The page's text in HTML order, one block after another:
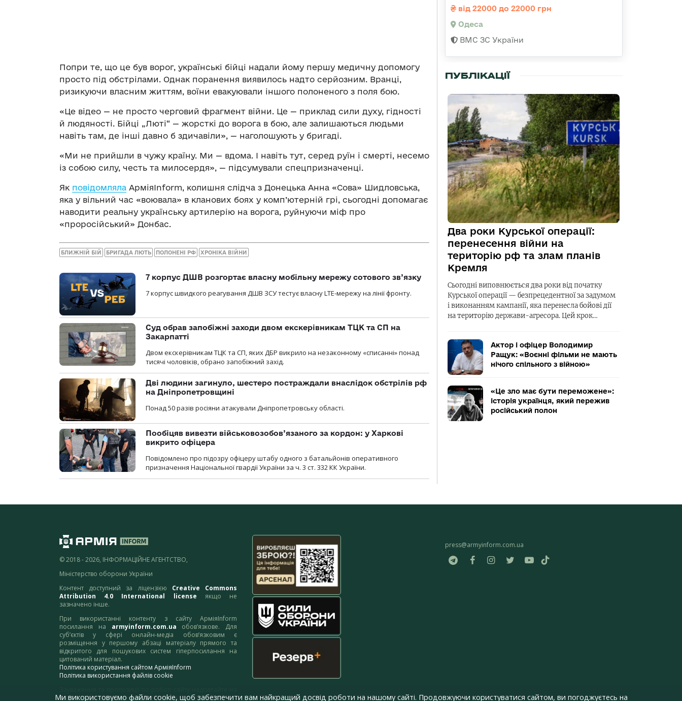
Попри те, що це був ворог, українські бійці надали йому першу медичну допомогу
просто під обстрілами. Однак поранення виявилось надто серйозним. Вранці,
ризикуючи власним життям, воїни евакуювали іншого полоненого з поля бою.
«Це відео — не просто черговий фрагмент війни. Це — приклад сили духу, гідності
й людяності. Бійці „Люті“ — жорсткі до ворога в бою, але залишаються людьми
навіть там, де інші давно б здичавіли», — наголошують у бригаді.
«Ми не прийшли в чужу країну. Ми — вдома. І навіть тут, серед руїн і смерті, несемо
із собою силу, честь та милосердя», — підсумували спецпризначенці.
Як повідомляла АрміяInform, колишня слідча з Донецька Анна «Сова» Шидловська,
яка у вільний час «воювала» в кланових боях у комп’ютерній грі, сьогодні допомагає
наводити реальну українську артилерію на ворога, руйнуючи міф про
«проросійський» Донбас.
БЛИЖНІЙ БІЙ БРИГАДА ЛЮТЬ ПОЛОНЕНІ РФ ХРОНІКА ВІЙНИ
7 корпус ДШВ розгортає власну мобільну мережу сотового зв’язку
7 корпус швидкого реагування ДШВ ЗСУ тестує власну LTE-мережу на лінії фронту.
Суд обрав запобіжні заходи двом екскерівникам ТЦК та СП на
Закарпатті
Двом екскерівникам ТЦК та СП, яких ДБР викрило на незаконному «списанні» понад
тисячі чоловіків, обрано запобіжний захід.
Дві людини загинуло, шестеро постраждали внаслідок обстрілів рф
на Дніпропетровщині
Понад 50 разів росіяни атакували Дніпропетровську області.
Пообіцяв вивезти військовозобов’язаного за кордон: у Харкові
викрито офіцера
Повідомлено про підозру офіцеру штабу одного з батальйонів оперативного
призначення Національної гвардії України за ч. 3 ст. 332 КК України.
від 22000 до 22000 грн
Одеса
ВМС ЗС України
ПУБЛІКАЦІЇ
Два роки Курської операції:
перенесення війни на
територію рф та злам планів
Кремля
Сьогодні виповнюється два роки від початку
Курської операції — безпрецедентної за задумом
і виконанням кампанії, яка перенесла бойові дії
на територію держави-агресора. Цей крок…
Актор і офіцер Володимир
Ращук: «Воєнні фільми не мають
нічого спільного з війною»
«Це зло має бути переможене»:
історія українця, який пережив
російський полон
© 2018 - 2026, ІНФОРМАЦІЙНЕ АГЕНТСТВО,
Міністерство оборони України
Контент доступний за ліцензією Creative Commons
Attribution 4.0 International license якщо не
зазначено інше.
При використанні контенту з сайту АрміяInform
посилання на armyinform.com.ua обов’язкове. Для
суб’єктів у сфері онлайн-медіа обов’язковим є
розміщення у першому абзаці матеріалу прямого та
відкритого для пошукових систем гіперпосилання на
цитований матеріал.
Політика користування сайтом АрміяInform
Політика використання файлів cookie
адресу:webmaster@armyinform.com.ua
press@armyinform.com.ua
Ми використовуємо файли cookie, щоб забезпечити вам найкращий досвід роботи на нашому сайті. Продовжуючи користуватися сайтом, ви погоджуєтесь на